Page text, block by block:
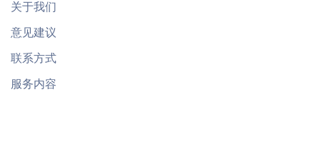
关于我们
意见建议
联系方式
服务内容